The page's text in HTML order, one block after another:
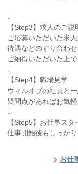
↓
【Step3】求人のご説
ご応募いただいた求
待遇などのすり合わせ
ご納得いただいた上
↓
【Step4】職場見学
ウィルオブの社員と
疑問点があればお気
↓
【Step5】お仕事スタ
仕事開始後もしっか
お仕